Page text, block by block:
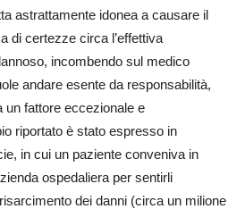
astrattamente idonea a causare il
di certezze circa l’effettiva
incombendo sul medico
andare esente da responsabilità,
un fattore eccezionale e
riportato è stato espresso in
in cui un paziente conveniva in
ospedaliera per sentirli
dei danni (circa un milione